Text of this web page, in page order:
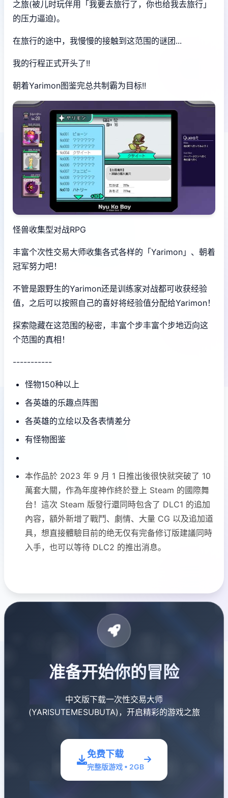
之旅(被儿时玩伴用「我要去旅行了，你也给我去旅行」
的压力逼迫)。
在旅行的途中，我慢慢的接触到这范围的谜团...
我的行程正式开头了!!
朝着Yarimon图鉴完总共制霸为目标!!
怪兽收集型对战RPG
丰富个次性交易大师收集各式各样的「Yarimon」、朝着
冠军努力吧！
不管是跟野生的Yarimon还是训练家对战都可收获经验
值，之后可以按照自己的喜好将经验值分配给Yarimon！
探索隐藏在这范围的秘密，丰富个步丰富个步地迈向这
个范围的真相！
-----------
怪物150种以上
各英雄的乐趣点阵图
各英雄的立绘以及各表情差分
有怪物图鉴
本作品於 2023 年 9 月 1 日推出後很快就突破了 10
萬套大關，作為年度神作終於登上 Steam 的國際舞
台！這次 Steam 版發行還同時包含了 DLC1 的追加
內容，額外新增了戰鬥、劇情、大量 CG 以及追加道
具，想直接體驗目前的绝无仅有完备修订版建議同時
入手，也可以等待 DLC2 的推出消息。
准备开始你的冒险
中文版下载一次性交易大师
(YARISUTEMESUBUTA)，开启精彩的游戏之旅
免费下载
完整版游戏 • 2GB